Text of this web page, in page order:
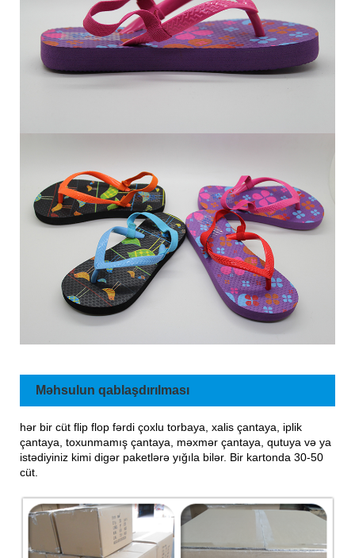
Məhsulun qablaşdırılması
hər bir cüt flip flop fərdi çoxlu torbaya, xalis çantaya, iplik
çantaya, toxunmamış çantaya, məxmər çantaya, qutuya və ya
istədiyiniz kimi digər paketlərə yığıla bilər. Bir kartonda 30-50
cüt.